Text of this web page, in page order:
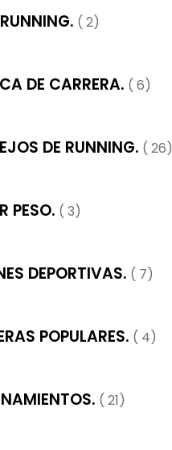
( 2)
DE CARRERA. ( 6)
DE RUNNING. ( 26)
PESO. ( 3)
DEPORTIVAS. ( 7)
POPULARES. ( 4)
( 21)